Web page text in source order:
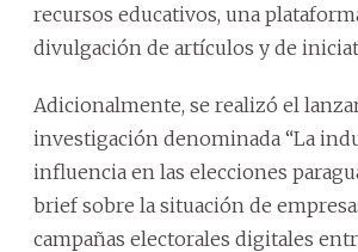
recursos educativos, una
divulgación de artículos y de
Adicionalmente, se realizó el
investigación denominada “La
influencia en las elecciones
brief sobre la situación de
campañas electorales digitales